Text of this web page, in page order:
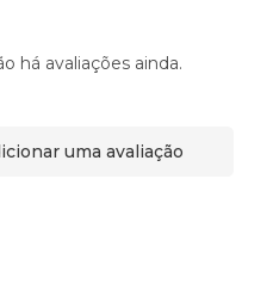
há avaliações ainda.
uma avaliação